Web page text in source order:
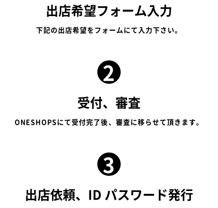
出店希望フォーム入力
下記の出店希望をフォームにて入力下さい。
受付、審査
ONESHOPSにて受付完了後、審査に移らせて頂きます。
出店依頼、ID パスワード発行